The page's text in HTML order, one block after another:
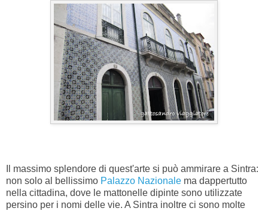
Il massimo splendore di quest'arte si può ammirare a Sintra:
non solo al bellissimo Palazzo Nazionale ma dappertutto
nella cittadina, dove le mattonelle dipinte sono utilizzate
persino per i nomi delle vie. A Sintra inoltre ci sono molte